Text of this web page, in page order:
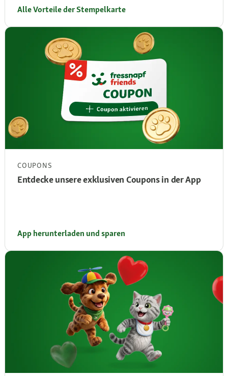
Alle Vorteile der Stempelkarte
COUPONS
Entdecke unsere exklusiven Coupons in der App
App herunterladen und sparen